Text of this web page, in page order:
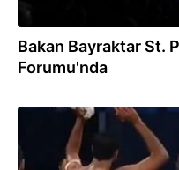
Bakan Bayraktar St.
Forumu'nda
18.09.2025